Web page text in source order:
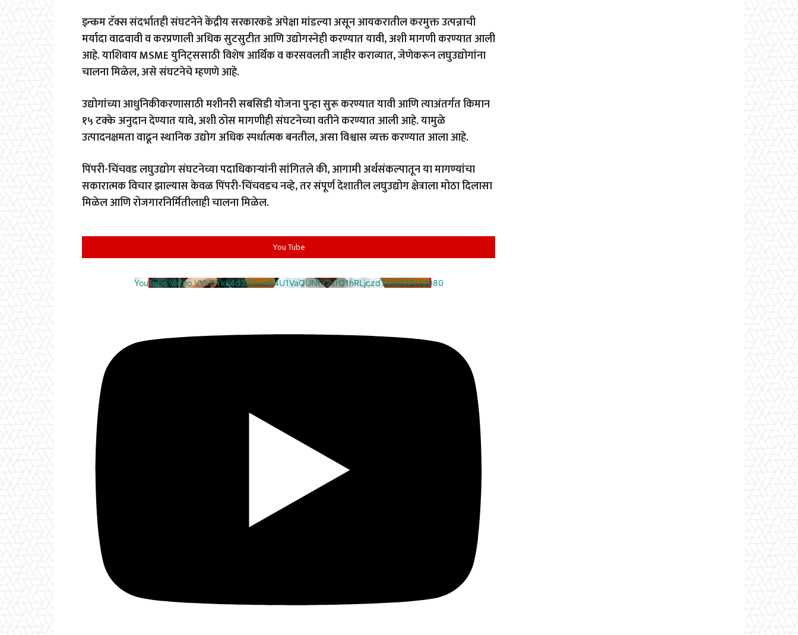
इन्कम टॅक्स संदर्भातही संघटनेने केंद्रीय सरकारकडे अपेक्षा मांडल्या असून आयकरातील करमुक्त उत्पन्नाची
मर्यादा वाढवावी व करप्रणाली अधिक सुटसुटीत आणि उद्योगस्नेही करण्यात यावी, अशी मागणी करण्यात आली
आहे. याशिवाय MSME युनिट्ससाठी विशेष आर्थिक व करसवलती जाहीर कराव्यात, जेणेकरून लघुउद्योगांना
चालना मिळेल, असे संघटनेचे म्हणणे आहे.
उद्योगांच्या आधुनिकीकरणासाठी मशीनरी सबसिडी योजना पुन्हा सुरू करण्यात यावी आणि त्याअंतर्गत किमान
१५ टक्के अनुदान देण्यात यावे, अशी ठोस मागणीही संघटनेच्या वतीने करण्यात आली आहे. यामुळे
उत्पादनक्षमता वाढून स्थानिक उद्योग अधिक स्पर्धात्मक बनतील, असा विश्वास व्यक्त करण्यात आला आहे.
पिंपरी-चिंचवड लघुउद्योग संघटनेच्या पदाधिकाऱ्यांनी सांगितले की, आगामी अर्थसंकल्पातून या मागण्यांचा
सकारात्मक विचार झाल्यास केवळ पिंपरी-चिंचवडच नव्हे, तर संपूर्ण देशातील लघुउद्योग क्षेत्राला मोठा दिलासा
मिळेल आणि रोजगारनिर्मितीलाही चालना मिळेल.
You Tube
YouTube Video VVV0Ykk4d3A0cm94U1VaQUNfY2xrQ1hRLjczdTMzRWNJd080